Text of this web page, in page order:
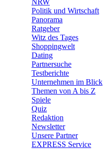
Politik und Wirtschaft
Panorama
Ratgeber
Witz des Tages
Shoppingwelt
Dating
Partnersuche
Testberichte
Unternehmen im Blick
Themen von A bis Z
Spiele
Quiz
Redaktion
Newsletter
Unsere Partner
EXPRESS Service